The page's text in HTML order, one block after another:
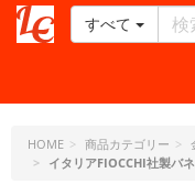
ー
ラ
フ
すべて
HOME 商品カテゴリー
イタリアFIOCCHI社製バ